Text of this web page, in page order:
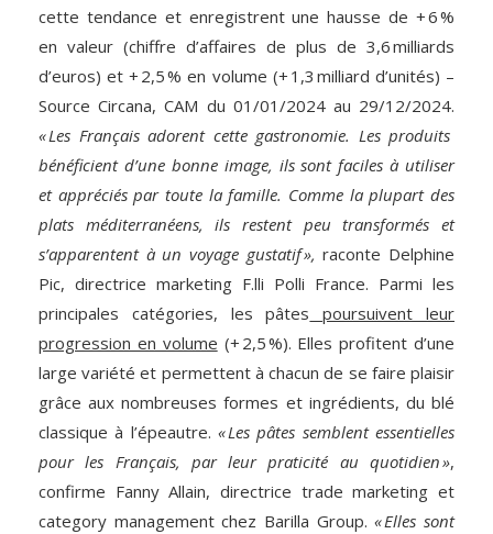
cette tendance et enregistrent une hausse de + 6 %
en valeur (chiffre d’affaires de plus de 3,6 milliards
d’euros) et + 2,5 % en volume (+ 1,3 milliard d’unités) –
Source Circana, CAM du 01/01/2024 au 29/12/2024.
« Les Français adorent cette gastronomie. Les produits
bénéficient d’une bonne image, ils sont faciles à utiliser
et appréciés par toute la famille. Comme la plupart des
plats méditerranéens, ils restent peu transformés et
s’apparentent à un voyage gustatif », raconte Delphine
Pic, directrice marketing F.lli Polli France. Parmi les
principales catégories, les pâtes poursuivent leur
progression en volume (+ 2,5 %). Elles profitent d’une
large variété et permettent à chacun de se faire plaisir
grâce aux nombreuses formes et ingrédients, du blé
classique à l’épeautre. « Les pâtes semblent essentielles
pour les Français, par leur praticité au quotidien »,
confirme Fanny Allain, directrice trade marketing et
category management chez Barilla Group. « Elles sont